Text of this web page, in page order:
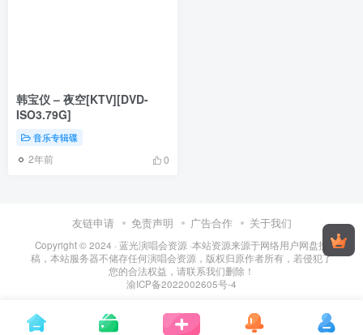
韩宝仪 – 夜空[KTV][DVD-
ISO3.79G]
音乐专辑碟
2年前 0
友链申请 免责声明 广告合作 关于我们
Copyright © 2024 · 蓝光演唱会资源 ·本站资源来源于网络用户网盘投
稿，本站服务器不储存任何演唱会资源，版权归原作者所有，若侵犯了
您的合法权益，请联系我们删除！
渝ICP备2022002605号-4